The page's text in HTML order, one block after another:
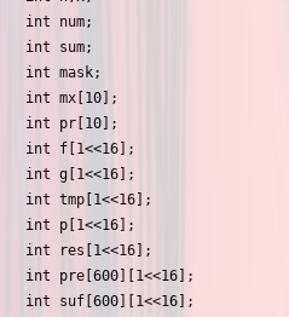
int num;
int sum;
int mask;
int mx[10];
int pr[10];
int f[1<<16];
int g[1<<16];
int tmp[1<<16];
int p[1<<16];
int res[1<<16];
int pre[600][1<<16];
int suf[600][1<<16];